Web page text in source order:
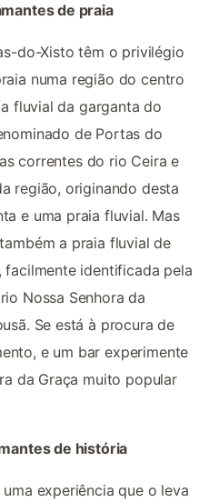
de praia
do-Xisto têm o privilégio
numa região do centro
fluvial da garganta do
de Portas do
correntes do rio Ceira e
região, originando desta
e uma praia fluvial. Mas
a praia fluvial de
facilmente identificada pela
Nossa Senhora da
Se está à procura de
e um bar experimente
da Graça muito popular
de história
experiência que o leva